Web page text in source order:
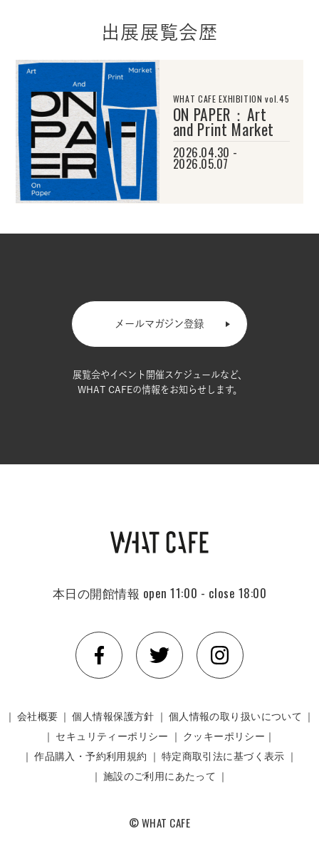
出展展覧会歴
WHAT CAFE EXHIBITION vol.45
ON PAPER：Art
and Print Market
2026.04.30 -
2026.05.07
メールマガジン登録
展覧会やイベント開催スケジュールなど、
WHAT CAFEの情報をお知らせします。
本日の開館情報 open 11:00 - close 18:00
｜ 会社概要 ｜個人情報保護方針 ｜ 個人情報の取り扱いについて ｜
｜ セキュリティーポリシー ｜ クッキーポリシー｜
｜作品購入・予約利用規約 ｜ 特定商取引法に基づく表示 ｜
｜ 施設のご利用にあたって ｜
© WHAT CAFE